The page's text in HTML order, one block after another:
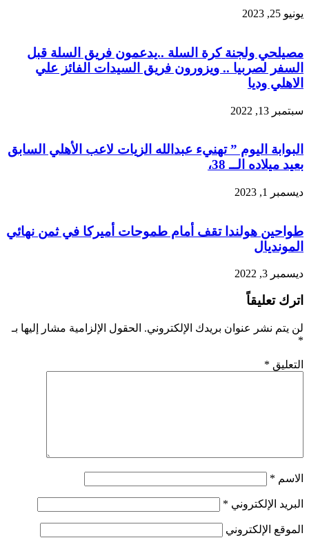
يونيو 25, 2023
مصيلحي ولجنة كرة السلة ..يدعمون فريق السلة قبل
السفر لصربيا .. ويزورون فريق السيدات الفائز علي
الاهلي وديا
سبتمبر 13, 2022
البوابة اليوم ” تهنيء عبدالله الزيات لاعب الأهلي السابق
بعيد ميلاده الــ 38،
ديسمبر 1, 2023
طواحين هولندا تقف أمام طموحات أميركا في ثمن نهائي
المونديال
ديسمبر 3, 2022
اترك تعليقاً
لن يتم نشر عنوان بريدك الإلكتروني. الحقول الإلزامية مشار إليها بـ
*
التعليق *
الاسم *
البريد الإلكتروني *
الموقع الإلكتروني